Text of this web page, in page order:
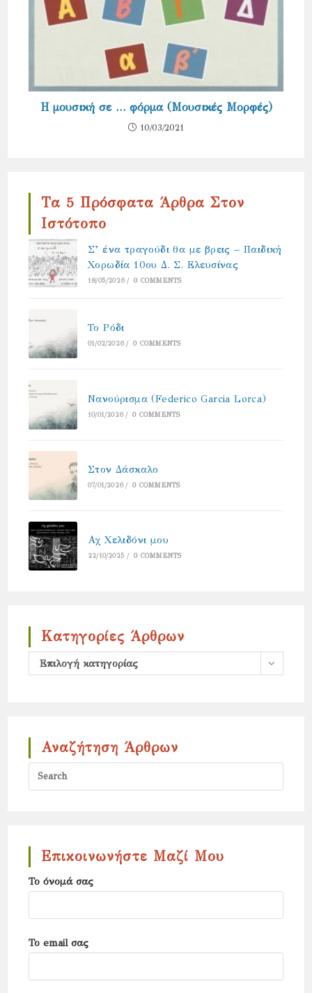
Η μουσική σε … φόρμα (Μουσικές Μορφές)
10/03/2021
Τα 5 Πρόσφατα Άρθρα Στον
Ιστότοπο
Σ’ ένα τραγούδι θα με βρεις – Παιδική
Χορωδία 10ου Δ. Σ. Ελευσίνας
18/05/2026 / 0 COMMENTS
Το Ρόδι
01/02/2026 / 0 COMMENTS
Νανούρισμα (Federico Garcia Lorca)
10/01/2026 / 0 COMMENTS
Στον Δάσκαλο
07/01/2026 / 0 COMMENTS
Αχ Χελιδόνι μου
22/10/2025 / 0 COMMENTS
Κατηγορίες Άρθρων
Κατηγορίες
Επιλογή κατηγορίας
Αναζήτηση Άρθρων
Επικοινωνήστε Μαζί Μου
Το όνομά σας
Το email σας